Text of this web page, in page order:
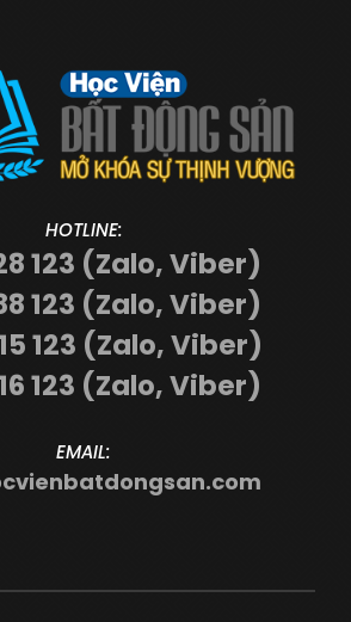
HOTLINE:
123 (Zalo, Viber)
123 (Zalo, Viber)
123 (Zalo, Viber)
123 (Zalo, Viber)
EMAIL: